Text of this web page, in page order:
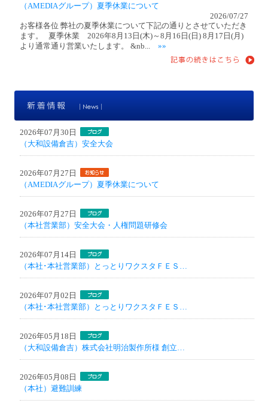
（AMEDIAグループ）夏季休業について
2026/07/27
お客様各位 弊社の夏季休業について下記の通りとさせていただき
ます。 夏季休業 2026年8月13日(木)～8月16日(日) 8月17日(月)
より通常通り営業いたします。 &nb...»»
2026年07月30日
（大和設備倉吉）安全大会
2026年07月27日
（AMEDIAグループ）夏季休業について
2026年07月27日
（本社営業部）安全大会・人権問題研修会
2026年07月14日
（本社･本社営業部）とっとりワクスタＦＥＳ…
2026年07月02日
（本社･本社営業部）とっとりワクスタＦＥＳ…
2026年05月18日
（大和設備倉吉）株式会社明治製作所様 創立…
2026年05月08日
（本社）避難訓練